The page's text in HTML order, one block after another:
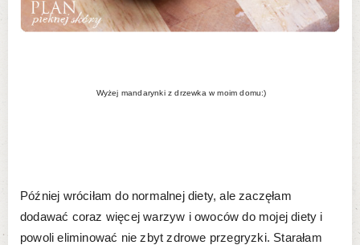
Wyżej mandarynki z drzewka w moim domu:)
Później wróciłam do normalnej diety, ale zaczęłam
dodawać coraz więcej warzyw i owoców do mojej diety i
powoli eliminować nie zbyt zdrowe przegryzki. Starałam